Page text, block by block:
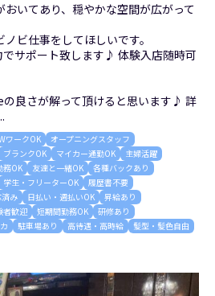
いてあり、穏やかな空間が広がって
ビ仕事をしてほしいです。
サポート致します♪ 体験入店随時可
良さが解って頂けると思います♪ 詳
ワークOK
オープニングスタッフ
ブランクOK マイカー通勤OK
主婦活躍
務OK 友達と一緒OK
各種バックあり
学生・フリーターOK
履歴書不要
み 日払い・週払いOK
昇給あり
者歓迎 短期間勤務OK
研修あり
駐車場あり 高待遇・高時給 髪型・髪色自由